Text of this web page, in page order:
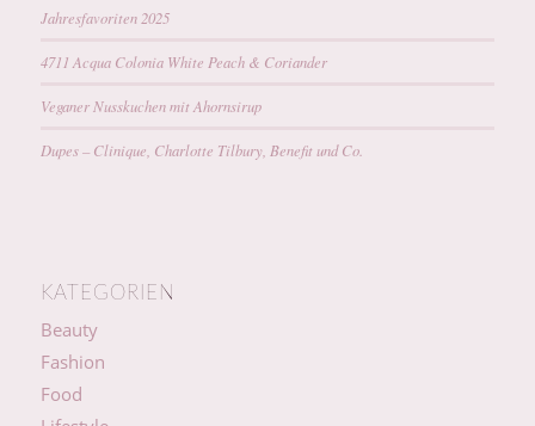
Jahresfavoriten 2025
4711 Acqua Colonia White Peach & Coriander
Veganer Nusskuchen mit Ahornsirup
Dupes – Clinique, Charlotte Tilbury, Benefit und Co.
KATEGORIEN
Beauty
Fashion
Food